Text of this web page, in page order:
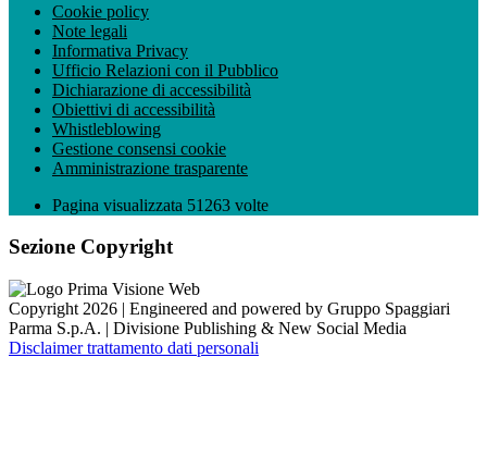
Cookie policy
Note legali
Informativa Privacy
Ufficio Relazioni con il Pubblico
Dichiarazione di accessibilità
Obiettivi di accessibilità
Whistleblowing
Gestione consensi cookie
Amministrazione trasparente
Pagina visualizzata 51263 volte
Sezione Copyright
Copyright 2026 | Engineered and powered by Gruppo Spaggiari
Parma S.p.A. | Divisione Publishing & New Social Media
Disclaimer trattamento dati personali